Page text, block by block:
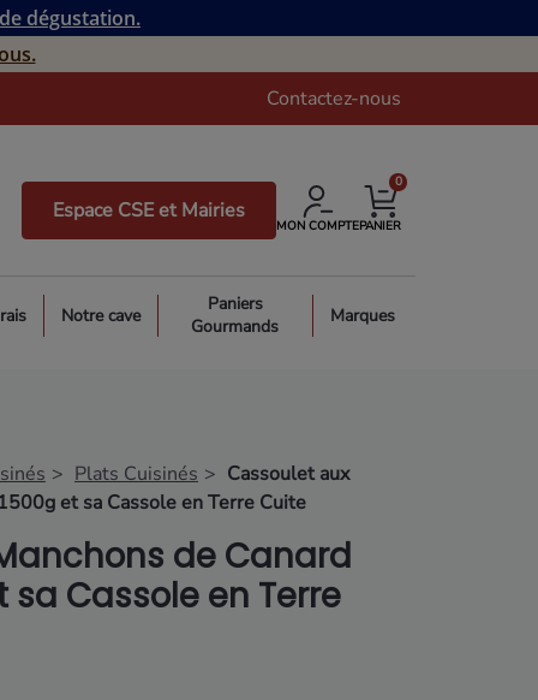
dégustation.
Contactez-nous
Espace CSE et Mairies
MON COMPTEPANIER
0
Notre cave
Paniers
Gourmands
Marques
Plats Cuisinés
Cassoulet aux
et sa Cassole en Terre Cuite
de Canard
sa Cassole en Terre